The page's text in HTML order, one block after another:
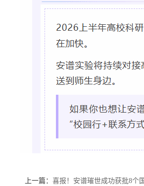
上一篇： 喜报！安谱璀世成功获批8个